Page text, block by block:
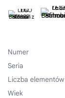
Numer
Seria
Liczba elementów
Wiek